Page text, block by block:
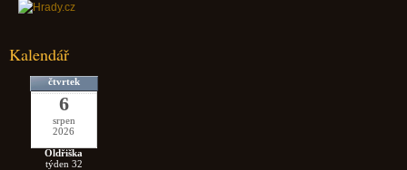
Kalendář
čtvrtek
6
srpen
2026
Oldřiška
týden 32